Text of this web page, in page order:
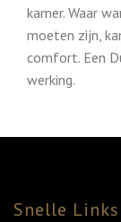
kamer. Waar
moeten zijn,
comfort. Een
werking.
Snelle Links